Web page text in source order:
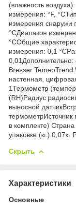
(влажность
измерения: °F,
измерения снаружи
°CДиапазон
°CОбщие
измерения: 0,1
0,01Дополнительно:
Bresser TemeoTrend
настенная,
1Термометр
(RH)Радиус
выносной
термометрИсточник
в комплекте)
упаковке
Скрыть
Характеристики
Основные